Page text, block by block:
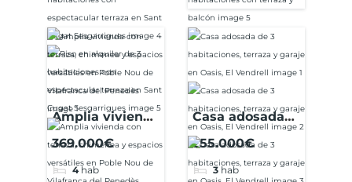
Amplia vivienda
con terraza,
espacios
369.000€
4 hab
Casa adosada
de 3
terraza y garaje
255.000€
3 hab